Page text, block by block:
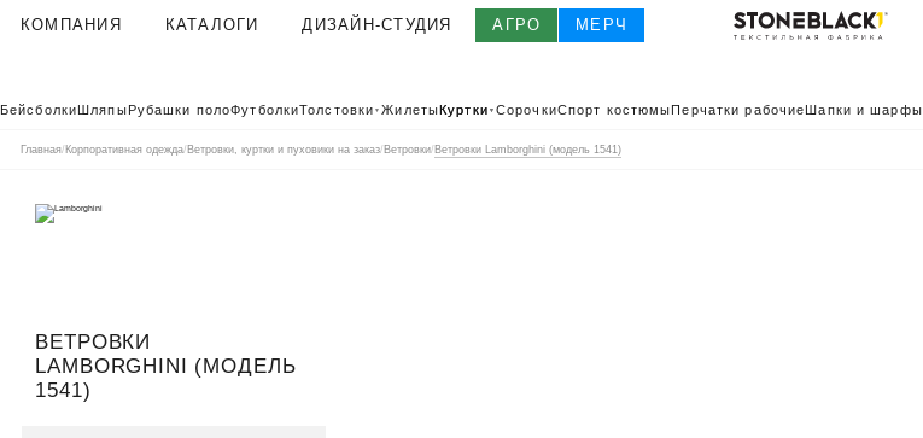
КОМПАНИЯ
О КОМПАНИИ
КЛИЕНТЫ
ДОСТАВКА И ОПЛАТА
БЛОГ
КАТАЛОГИ ДИЗАЙН-СТУДИЯ АГРО МЕРЧ
БейсболкиШляпыРубашки полоФутболкиТолстовки ▼ ЖилетыКуртки ▼ СорочкиСпорт костюмыПерчатки рабочиеШапки и шарфы
Главная/ Корпоративная одежда/ Ветровки, куртки и пуховики на заказ/ Ветровки/ Ветровки Lamborghini (модель 1541)
ВЕТРОВКИ
LAMBORGHINI (МОДЕЛЬ
1541)